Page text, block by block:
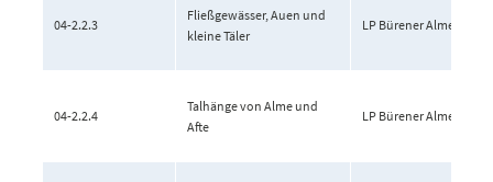
04-2.2.3
Fließgewässer, Auen und
kleine Täler
LP Bürener Almetal
04-2.2.4
Talhänge von Alme und
Afte
LP Bürener Almetal